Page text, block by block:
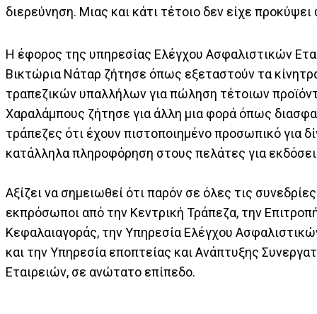
διερεύνηση. Μιας και κάτι τέτοιο δεν είχε
Η έφορος της υπηρεσίας Ελέγχου Ασφαλιστικών
Βικτώρια Νάταρ ζήτησε όπως εξεταστούν τα
τραπεζικών υπαλλήλων για πώληση τέτοιων
Χαραλάμπους ζήτησε για άλλη μια φορά όπως
τράπεζες ότι έχουν πιστοποιημένο προσωπικό για
κατάλληλα πληροφόρηση στους πελάτες για
Αξίζει να σημειωθεί ότι παρόν σε όλες τις
εκπρόσωποι από την Κεντρική Τράπεζα, την
Κεφαλαιαγοράς, την Υπηρεσία Ελέγχου
και την Υπηρεσία εποπτείας και Ανάπτυξης
Εταιρειών, σε ανώτατο επίπεδο.